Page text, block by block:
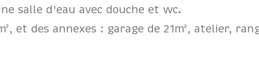
salle d'eau avec douche et wc.
et des annexes : garage de 21m², atelier,